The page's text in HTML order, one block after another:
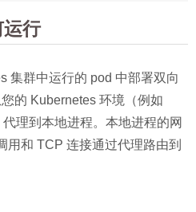
行
集群中运行的 pod 中部署双向
的 Kubernetes 环境（例如
理到本地进程。本地进程的网
用和 TCP 连接通过代理路由到